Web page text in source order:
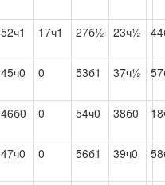
52ч1 17ч1 27б½ 23ч½
45ч0 0 53б1 37ч½
46б0 0 54ч0 38б0
47ч0 0 56б1 39ч0